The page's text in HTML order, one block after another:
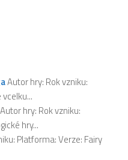
Autor hry: Rok vzniku:
Autor hry: Rok vzniku:
hry...
Platforma: Verze: Fairy